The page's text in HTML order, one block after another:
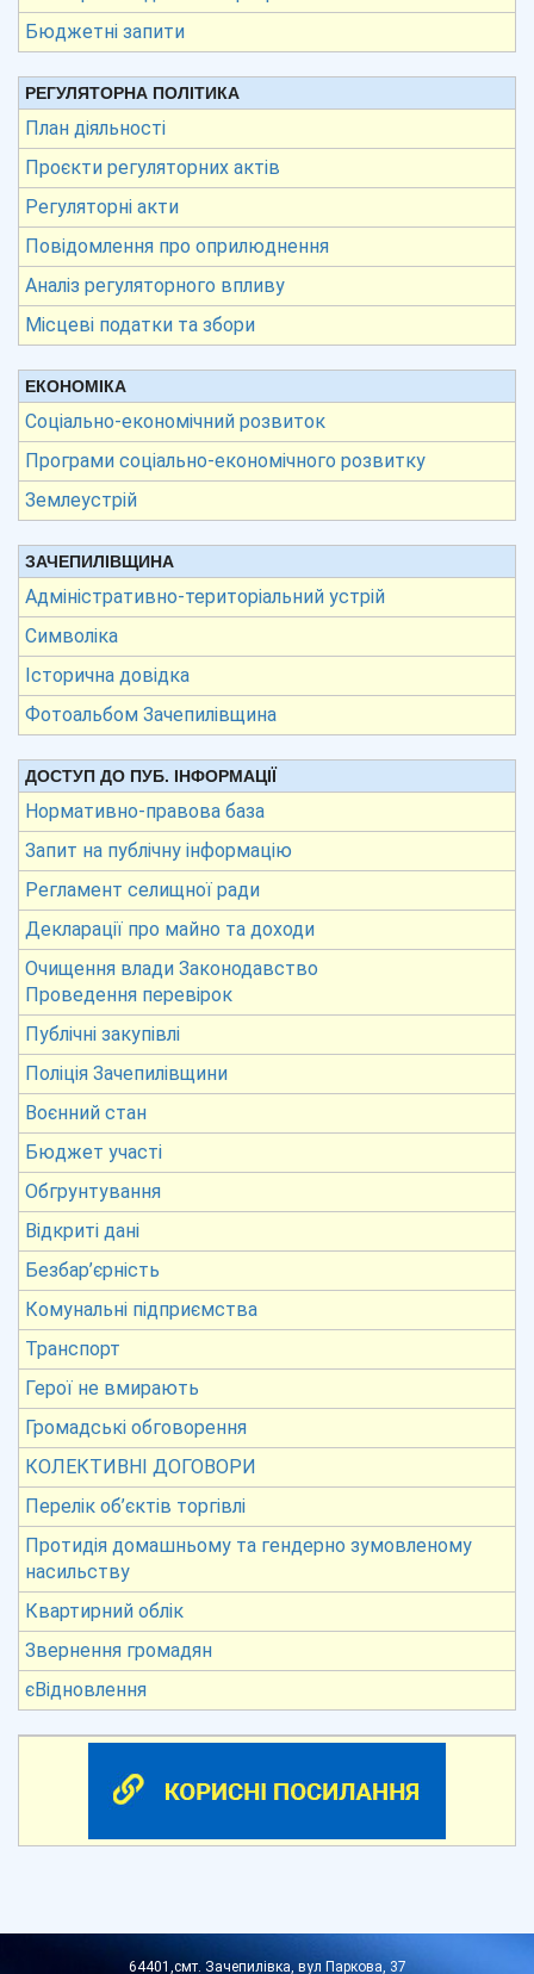
Бюджетні запити
РЕГУЛЯТОРНА ПОЛІТИКА
План діяльності
Проєкти регуляторних актів
Регуляторні акти
Повідомлення про оприлюднення
Аналіз регуляторного впливу
Місцеві податки та збори
ЕКОНОМІКА
Соціально-економічний розвиток
Програми соціально-економічного розвитку
Землеустрій
ЗАЧЕПИЛІВЩИНА
Адміністративно-територіальний устрій
Символіка
Історична довідка
Фотоальбом Зачепилівщина
ДОСТУП ДО ПУБ. ІНФОРМАЦІЇ
Нормативно-правова база
Запит на публічну інформацію
Регламент селищної ради
Декларації про майно та доходи
Очищення влади Законодавство
Проведення перевірок
Публічні закупівлі
Поліція Зачепилівщини
Воєнний стан
Бюджет участі
Обгрунтування
Відкриті дані
Безбар’єрність
Комунальні підприємства
Транспорт
Герої не вмирають
Громадські обговорення
КОЛЕКТИВНІ ДОГОВОРИ
Перелік об’єктів торгівлі
Протидія домашньому та гендерно зумовленому
насильству
Квартирний облік
Звернення громадян
єВідновлення
64401,смт. Зачепилівка, вул Паркова, 37